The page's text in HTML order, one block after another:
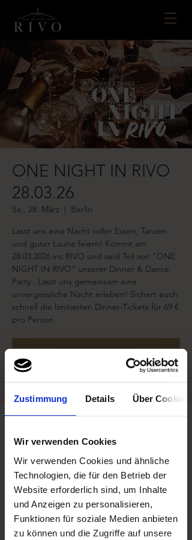
Zustimmung Details Über Cookies
Wir verwenden Cookies
Wir verwenden Cookies und ähnliche
Technologien, die für den Betrieb der
Website erforderlich sind, um Inhalte
und Anzeigen zu personalisieren,
Funktionen für soziale Medien anbieten
zu können und die Zugriffe auf unsere
ONE NIGHT IN RIVO
28.03.26
Sa., 28. März
  |
Berlin
Lasst uns eine Nacht voller Essen, Tanzen
und guter Laune feiern! Kommt am
28.03.2026 ins RIVO und seid Teil von "ONE
NIGHT IN RIVO" unserer Dinner & Dance
Party . Lasst uns gemeinsam eine
unvergessliche Nacht erleben! Sichert euch
schnell die limitierten Dinner-Tickets für 69 €
pro Person.
Tickets stehen nicht zum Verkauf
Andere Veranstaltungen ansehen
28. März 2026, 18:30 – 29. März 2026, 03:30
Berlin, May-Ayim-Ufer 9, 10997 Berlin,
Deutschland
Über die Veranstaltung